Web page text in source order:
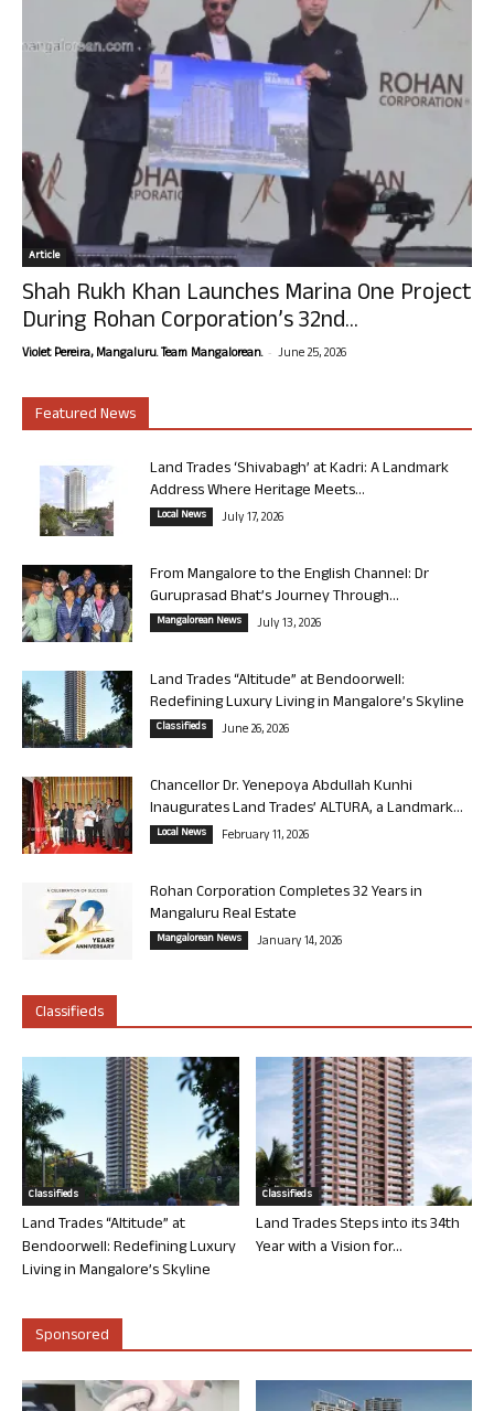
Article
Shah Rukh Khan Launches Marina One Project
During Rohan Corporation’s 32nd...
Violet Pereira, Mangaluru. Team Mangalorean. - June 25, 2026
Featured News
Land Trades ‘Shivabagh’ at Kadri: A Landmark
Address Where Heritage Meets...
Local News July 17, 2026
From Mangalore to the English Channel: Dr
Guruprasad Bhat’s Journey Through...
Mangalorean News July 13, 2026
Land Trades “Altitude” at Bendoorwell:
Redefining Luxury Living in Mangalore’s Skyline
Classifieds June 26, 2026
Chancellor Dr. Yenepoya Abdullah Kunhi
Inaugurates Land Trades’ ALTURA, a Landmark...
Local News February 11, 2026
Rohan Corporation Completes 32 Years in
Mangaluru Real Estate
Mangalorean News January 14, 2026
Classifieds
Classifieds
Land Trades “Altitude” at
Bendoorwell: Redefining Luxury
Living in Mangalore’s Skyline
Classifieds
Land Trades Steps into its 34th
Year with a Vision for...
Sponsored